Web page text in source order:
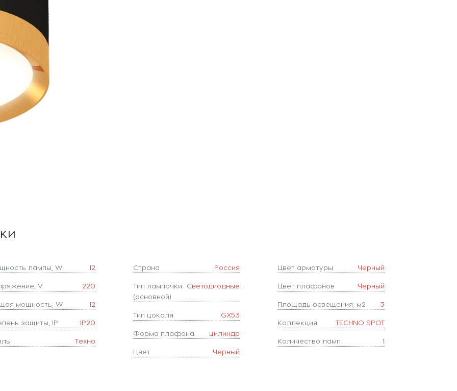
лампы, W 12
V 220
мощность, W 12
защиты, IP IP20
Техно
Страна Россия
Тип лампочки
(основной)
Светодиодные
Тип цоколя GX53
Форма плафона цилиндр
Цвет Черный
Цвет арматуры Черный
Цвет плафонов Черный
Площадь освещения, м2 3
Коллекция TECHNO SPOT
Количество ламп 1